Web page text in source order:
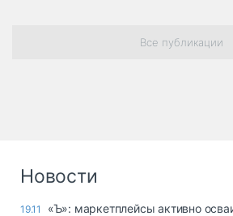
Автосервис,
Все публикации
Новости
19.11
«Ъ»: маркетплейсы активно